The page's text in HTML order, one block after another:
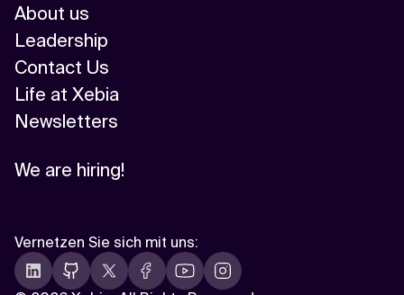
About us
Leadership
Contact Us
Life at Xebia
Newsletters
We are hiring!
Vernetzen Sie sich mit uns: